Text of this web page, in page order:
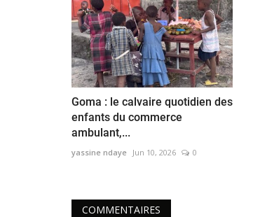
Goma : le calvaire quotidien des
enfants du commerce
ambulant,...
yassine ndaye Jun 10, 2026 0
COMMENTAIRES